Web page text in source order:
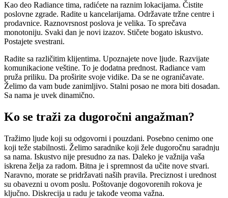
Kao deo Radiance tima, radićete na raznim lokacijama. Čistite
poslovne zgrade. Radite u kancelarijama. Održavate tržne centre i
prodavnice. Raznovrsnost poslova je velika. To sprečava
monotoniju. Svaki dan je novi izazov. Stičete bogato iskustvo.
Postajete svestrani.
Radite sa različitim klijentima. Upoznajete nove ljude. Razvijate
komunikacione veštine. To je dodatna prednost. Radiance vam
pruža priliku. Da proširite svoje vidike. Da se ne ograničavate.
Želimo da vam bude zanimljivo. Stalni posao ne mora biti dosadan.
Sa nama je uvek dinamično.
Ko se traži za dugoročni angažman?
Tražimo ljude koji su odgovorni i pouzdani. Posebno cenimo one
koji teže stabilnosti. Želimo saradnike koji žele dugoročnu saradnju
sa nama. Iskustvo nije presudno za nas. Daleko je važnija vaša
iskrena želja za radom. Bitna je i spremnost da učite nove stvari.
Naravno, morate se pridržavati naših pravila. Preciznost i urednost
su obavezni u ovom poslu. Poštovanje dogovorenih rokova je
ključno. Diskrecija u radu je takođe veoma važna.